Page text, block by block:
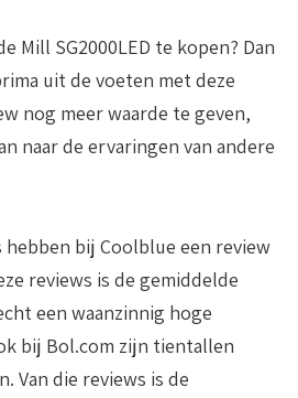
Mill SG2000LED te kopen? Dan
uit de voeten met deze
nog meer waarde te geven,
naar de ervaringen van andere
hebben bij Coolblue een review
reviews is de gemiddelde
een waanzinnig hoge
bij Bol.com zijn tientallen
Van die reviews is de